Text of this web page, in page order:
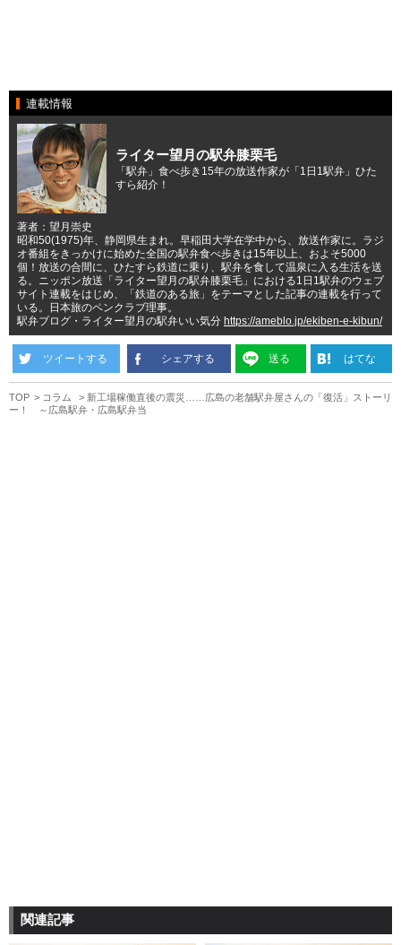
連載情報
ライター望月の駅弁膝栗毛
「駅弁」食べ歩き15年の放送作家が「1日1駅弁」ひた
すら紹介！
著者：望月崇史
昭和50(1975)年、静岡県生まれ。早稲田大学在学中から、放送作家に。ラジ
オ番組をきっかけに始めた全国の駅弁食べ歩きは15年以上、およそ5000
個！放送の合間に、ひたすら鉄道に乗り、駅弁を食して温泉に入る生活を送
る。ニッポン放送「ライター望月の駅弁膝栗毛」における1日1駅弁のウェブ
サイト連載をはじめ、「鉄道のある旅」をテーマとした記事の連載を行って
いる。日本旅のペンクラブ理事。
駅弁ブログ・ライター望月の駅弁いい気分 https://ameblo.jp/ekiben-e-kibun/
ツイートする シェアする 送る はてな
TOP コラム
新工場稼働直後の震災……広島の老舗駅弁屋さんの「復活」ストーリ
ー！ ～広島駅弁・広島駅弁当
関連記事